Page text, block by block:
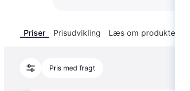
Priser Prisudvikling Læs om produktet
Pris med fragt